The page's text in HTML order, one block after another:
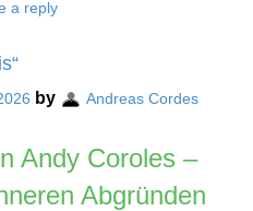
a reply
by Andreas Cordes
Andy Coroles –
Abgründen